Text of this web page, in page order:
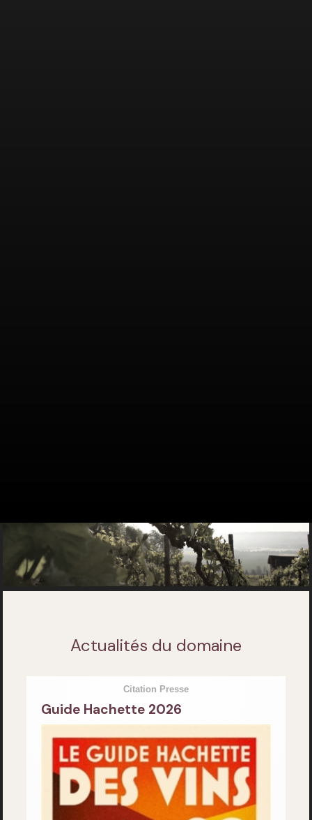
Actualités du domaine
Citation Presse
Guide Hachette 2026